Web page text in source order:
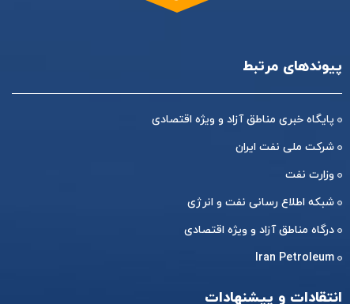
پیوندهای مرتبط
پایگاه خبری مناطق آزاد و ویژه اقتصادی
شرکت ملی نفت ایران
وزارت نفت
شبکه اطلاع رسانی نفت و انرژی
درگاه مناطق آزاد و ویژه اقتصادی
Iran Petroleum
انتقادات و پیشنهادات